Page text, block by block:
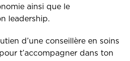
ainsi que le
leadership.
d’une conseillère en soins
t’accompagner dans ton